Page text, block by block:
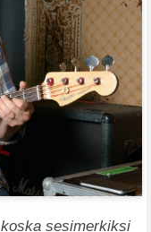
sesimerkiksi